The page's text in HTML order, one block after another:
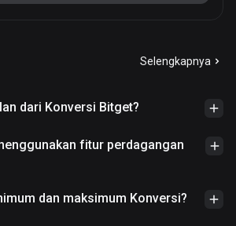
Selengkapnya
dari Konversi Bitget?
fitur perdagangan
dan maksimum Konversi?